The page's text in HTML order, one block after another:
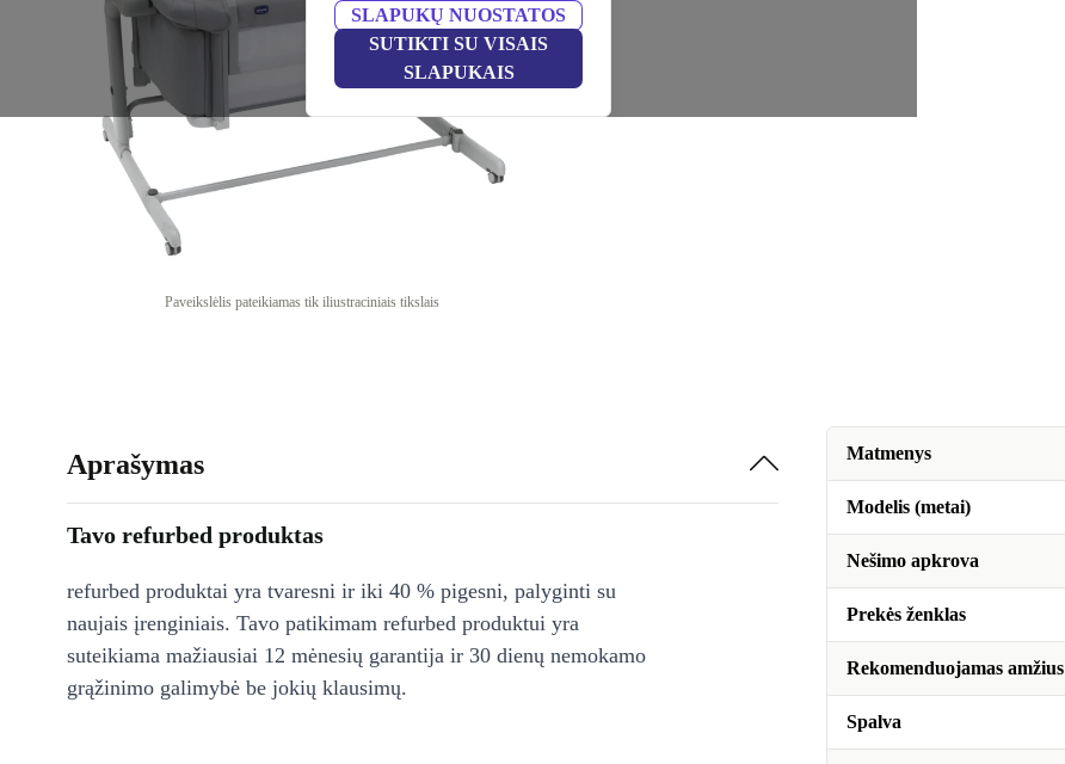
SLAPUKŲ NUOSTATOS
SUTIKTI SU VISAIS
SLAPUKAIS
Paveikslėlis pateikiamas tik iliustraciniais tikslais
Matmenys
Modelis (metai)
Nešimo apkrova
Prekės ženklas
Rekomenduojamas amžius
Spalva
Aprašymas
Tavo refurbed produktas
refurbed produktai yra tvaresni ir iki 40 % pigesni, palyginti su
naujais įrenginiais. Tavo patikimam refurbed produktui yra
suteikiama mažiausiai 12 mėnesių garantija ir 30 dienų nemokamo
grąžinimo galimybė be jokių klausimų.